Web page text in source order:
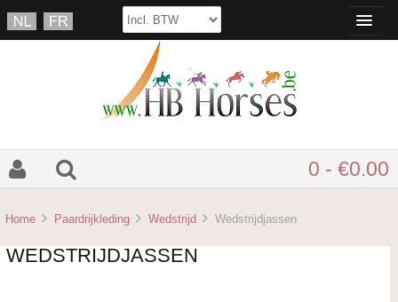
0 - €0.00
Home Paardrijkleding Wedstrijd Wedstrijdjassen
WEDSTRIJDJASSEN